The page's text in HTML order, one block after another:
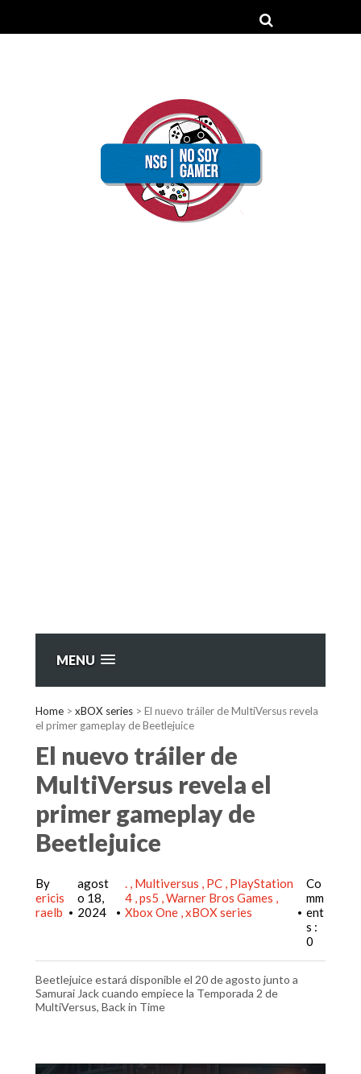
MENU
Home > xBOX series > El nuevo tráiler de MultiVersus revela
el primer gameplay de Beetlejuice
El nuevo tráiler de
MultiVersus revela el
primer gameplay de
Beetlejuice
By
ericis
raelb
•
agost
o 18,
2024
•
. Multiversus PC PlayStation
4 ps5 Warner Bros Games
Xbox One xBOX series •
Co
mm
ent
s :
0
Beetlejuice estará disponible el 20 de agosto junto a
Samurai Jack cuando empiece la Temporada 2 de
MultiVersus, Back in Time